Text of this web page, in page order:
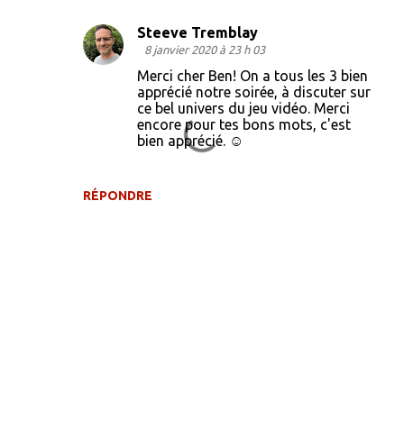
RÉPONDRE
Steeve Tremblay
8 janvier 2020 à 23 h 03
Merci cher Ben! On a tous les 3 bien
apprécié notre soirée, à discuter sur
ce bel univers du jeu vidéo. Merci
encore pour tes bons mots, c'est
bien apprécié. ☺️